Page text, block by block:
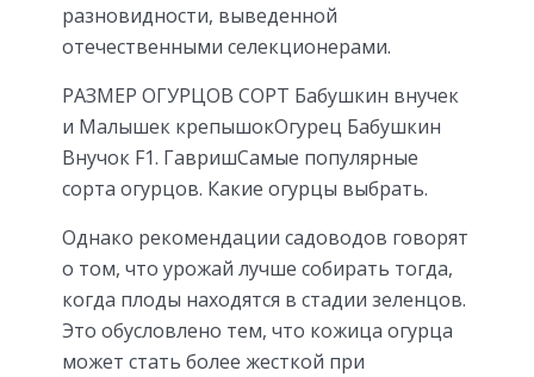
разновидности, выведенной
отечественными селекционерами.
РАЗМЕР ОГУРЦОВ СОРТ Бабушкин внучек
и Малышек крепышокОгурец Бабушкин
Внучок F1. ГавришСамые популярные
сорта огурцов. Какие огурцы выбрать.
Однако рекомендации садоводов говорят
о том, что урожай лучше собирать тогда,
когда плоды находятся в стадии зеленцов.
Это обусловлено тем, что кожица огурца
может стать более жесткой при